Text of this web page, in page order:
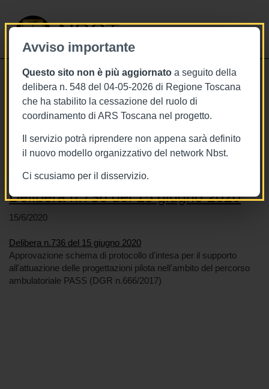
Avviso importante
Questo sito non è più aggiornato a seguito della
delibera n. 548 del 04-05-2026 di Regione Toscana
che ha stabilito la cessazione del ruolo di
coordinamento di ARS Toscana nel progetto.
Il servizio potrà riprendere non appena sarà definito
il nuovo modello organizzativo del network Nbst.
Ci scusiamo per il disservizio.
NBST
Stai visualizzando gli articoli relativi
a: Toscana
Delibera n.736 del 15 giugno 2020
15/6/2020
Delibera n.736 del 15 giugno 2020
Approvazione schema di protocollo d'intesa per il supporto
all'attuazione delle progettazioni pilota nell'ambito del percorso
ambulatoriale PASS (DGR n.666/2017)